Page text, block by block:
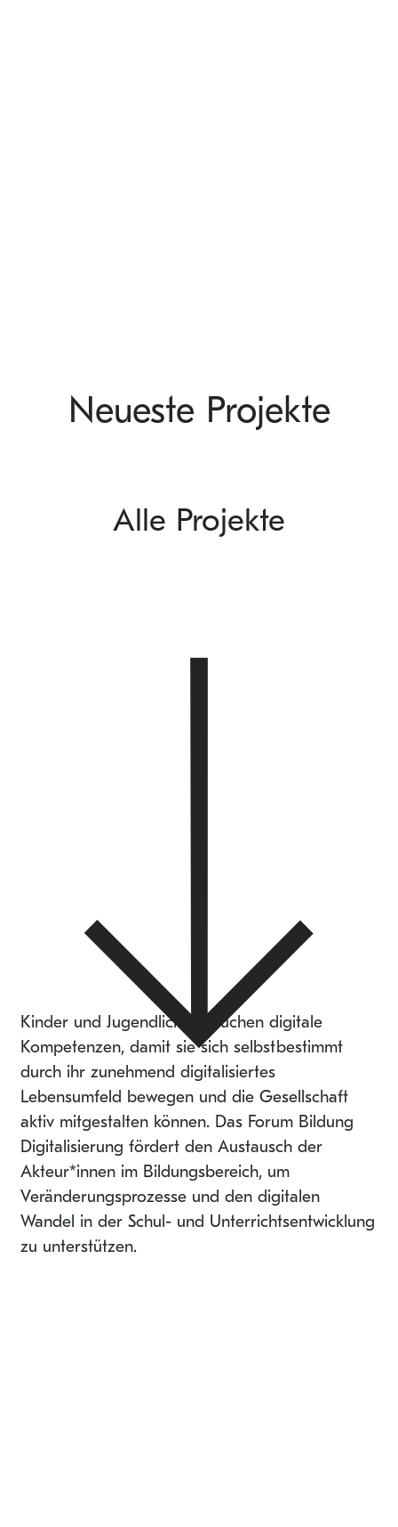
Neueste Projekte
Alle Projekte
Kinder und Jugendliche brauchen digitale
Kompetenzen, damit sie sich selbstbestimmt
durch ihr zunehmend digitalisiertes
Lebensumfeld bewegen und die Gesellschaft
aktiv mitgestalten können. Das Forum Bildung
Digitalisierung fördert den Austausch der
Akteur*innen im Bildungsbereich, um
Veränderungsprozesse und den digitalen
Wandel in der Schul- und Unterrichtsentwicklung
zu unterstützen.